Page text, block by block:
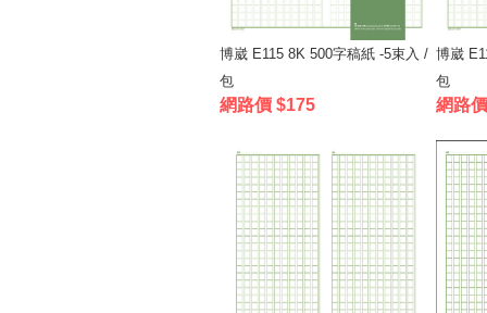
博崴 E115 8K 500字稿紙 -5束入 /
包
網路價 $175
博崴
包
網路